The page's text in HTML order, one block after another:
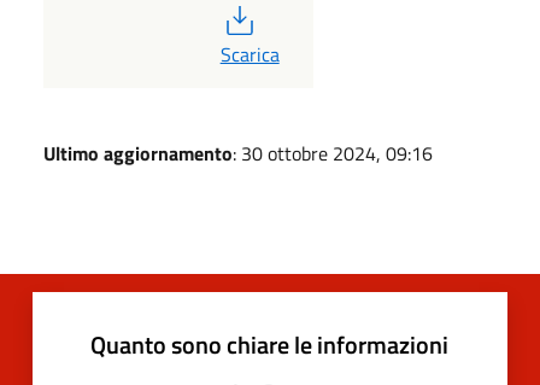
PDF
Scarica
Ultimo aggiornamento: 30 ottobre 2024, 09:16
Quanto sono chiare le informazioni